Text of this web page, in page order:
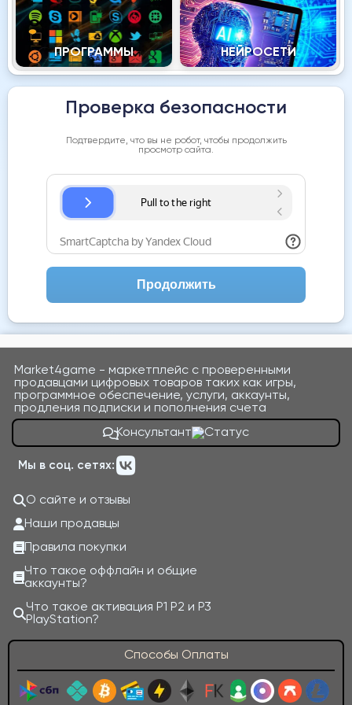
ПРОГРАММЫ НЕЙРОСЕТИ
Проверка безопасности
Подтвердите, что вы не робот, чтобы продолжить
просмотр сайта.
Продолжить
Market4game - маркетплейс с проверенными
продавцами цифровых товаров таких как игры,
программное обеспечение, услуги, аккаунты,
продления подписки и пополнения счета
Консультант
Мы в соц. сетях:
О сайте и отзывы
Наши продавцы
Правила покупки
Что такое оффлайн и общие
аккаунты?
Что такое активация P1 P2 и P3
PlayStation?
Способы Оплаты